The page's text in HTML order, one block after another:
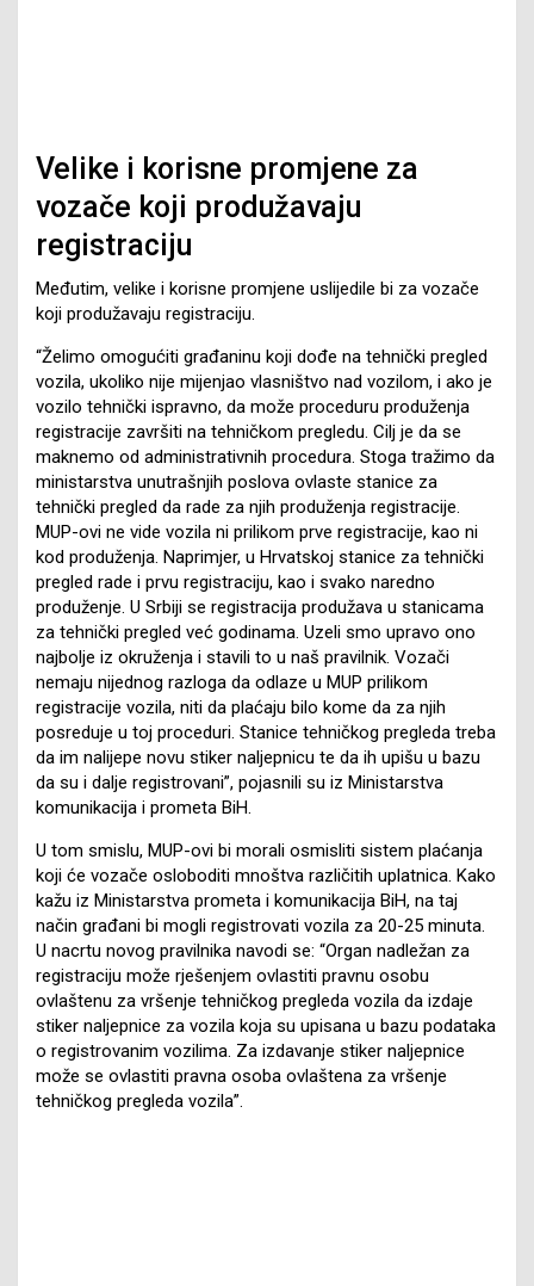
Velike i korisne promjene za
vozače koji produžavaju
registraciju
Međutim, velike i korisne promjene uslijedile bi za vozače
koji produžavaju registraciju.
“Želimo omogućiti građaninu koji dođe na tehnički pregled
vozila, ukoliko nije mijenjao vlasništvo nad vozilom, i ako je
vozilo tehnički ispravno, da može proceduru produženja
registracije završiti na tehničkom pregledu. Cilj je da se
maknemo od administrativnih procedura. Stoga tražimo da
ministarstva unutrašnjih poslova ovlaste stanice za
tehnički pregled da rade za njih produženja registracije.
MUP-ovi ne vide vozila ni prilikom prve registracije, kao ni
kod produženja. Naprimjer, u Hrvatskoj stanice za tehnički
pregled rade i prvu registraciju, kao i svako naredno
produženje. U Srbiji se registracija produžava u stanicama
za tehnički pregled već godinama. Uzeli smo upravo ono
najbolje iz okruženja i stavili to u naš pravilnik. Vozači
nemaju nijednog razloga da odlaze u MUP prilikom
registracije vozila, niti da plaćaju bilo kome da za njih
posreduje u toj proceduri. Stanice tehničkog pregleda treba
da im nalijepe novu stiker naljepnicu te da ih upišu u bazu
da su i dalje registrovani”, pojasnili su iz Ministarstva
komunikacija i prometa BiH.
U tom smislu, MUP-ovi bi morali osmisliti sistem plaćanja
koji će vozače osloboditi mnoštva različitih uplatnica. Kako
kažu iz Ministarstva prometa i komunikacija BiH, na taj
način građani bi mogli registrovati vozila za 20-25 minuta.
U nacrtu novog pravilnika navodi se: “Organ nadležan za
registraciju može rješenjem ovlastiti pravnu osobu
ovlaštenu za vršenje tehničkog pregleda vozila da izdaje
stiker naljepnice za vozila koja su upisana u bazu podataka
o registrovanim vozilima. Za izdavanje stiker naljepnice
može se ovlastiti pravna osoba ovlaštena za vršenje
tehničkog pregleda vozila”.